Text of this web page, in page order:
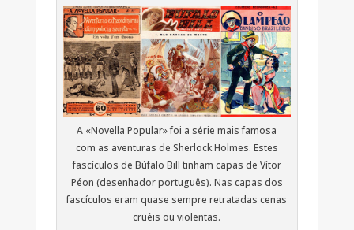
A «Novella Popular» foi a série mais famosa
com as aventuras de Sherlock Holmes. Estes
fascículos de Búfalo Bill tinham capas de Vítor
Péon (desenhador português). Nas capas dos
fascículos eram quase sempre retratadas cenas
cruéis ou violentas.